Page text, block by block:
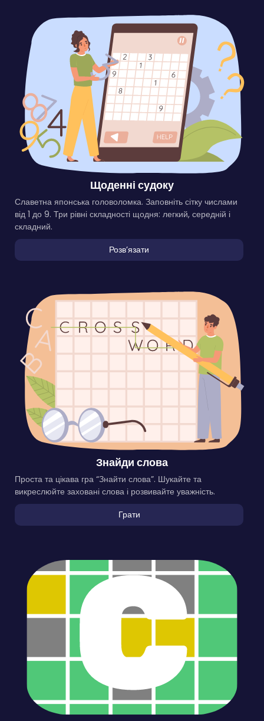
Щоденні судоку
Славетна японська головоломка. Заповніть сітку числами
від 1 до 9. Три рівні складності щодня: легкий, середній і
складний.
Розвʼязати
Знайди слова
Проста та цікава гра “Знайти слова”. Шукайте та
викреслюйте заховані слова і розвивайте уважність.
Грати